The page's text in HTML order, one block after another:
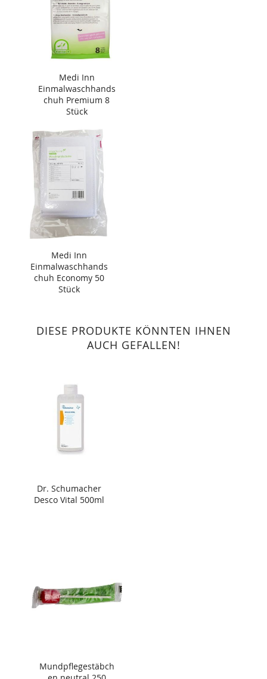
Medi Inn
Einmalwaschhands
chuh Premium 8
Stück
Medi Inn
Einmalwaschhands
chuh Economy 50
Stück
DIESE PRODUKTE KÖNNTEN IHNEN
AUCH GEFALLEN!
Dr. Schumacher
Desco Vital 500ml
Mundpflegestäbch